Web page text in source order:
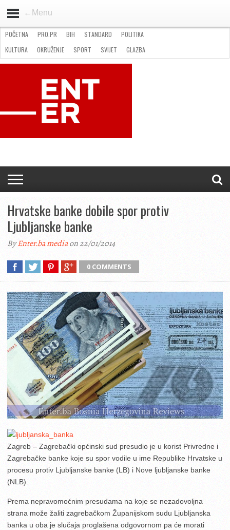
←Menu
STANDARD
GOSPODARSTVO
OKRUŽENJE
POČETNA PRO.PR BIH STANDARD
POLITIKA
KULTURA
OKRUŽENJE SPORT SVIJET
GLAZBA
NATJEČAJI
FILMING LOCATION IN BH KONTAKT
Hrvatske banke dobile spor protiv
Ljubljanske banke
ByEnter.ba mediaon 22/01/2014
0 COMMENTS
Zagreb – Zagrebački općinski sud presudio je u korist Privredne i
Zagrebačke banke koje su spor vodile u ime Republike Hrvatske u
procesu protiv Ljubljanske banke (LB) i Nove ljubljanske banke
(NLB).
Prema nepravomoćnim presudama na koje se nezadovoljna
strana može žaliti zagrebačkom Županijskom sudu Ljubljanska
banka u oba je slučaja proglašena odgovornom pa će morati